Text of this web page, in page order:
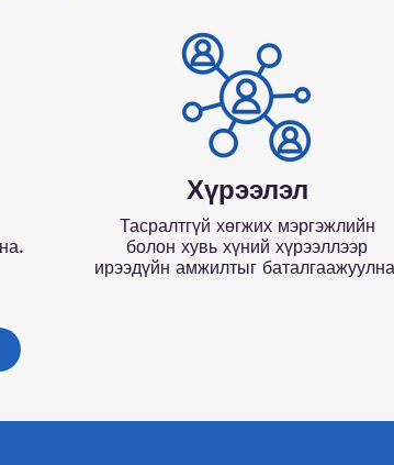
Хүрээлэл
Тасралтгүй хөгжих мэргэжлийн
болон хувь хүний хүрээллээр
ирээдүйн амжилтыг